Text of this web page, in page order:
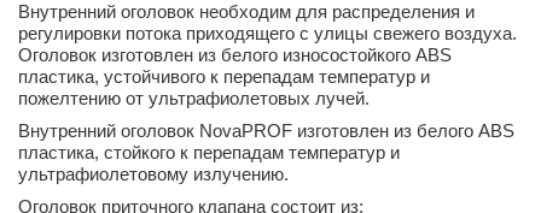
Внутренний оголовок необходим для распределения и
регулировки потока приходящего с улицы свежего воздуха.
Оголовок изготовлен из белого износостойкого ABS
пластика, устойчивого к перепадам температур и
пожелтению от ультрафиолетовых лучей.
Внутренний оголовок NovaPROF изготовлен из белого ABS
пластика, стойкого к перепадам температур и
ультрафиолетовому излучению.
Оголовок приточного клапана состоит из: